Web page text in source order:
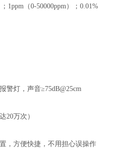
1ppm（0-50000ppm）；0.01%
警灯，声音≥75dB@25cm
20万次）
，方便快捷，不用担心误操作